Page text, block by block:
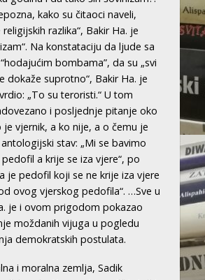
kako su čitaoci naveli,
razlika“, Bakir Ha. je
Na konstataciju da ljude sa
bombama”, da su „svi
dokaže suprotno“, Bakir Ha. je
„To su teroristi.“ U tom
i posljednje pitanje oko
vjernik, a ko nije, a o čemu je
stav: „Mi se bavimo
a krije se iza vjere“, po
je pedofil koji se ne krije iza vjere
ovog vjerskog pedofila“. …Sve u
je i ovom prigodom pokazao
moždanih vijuga u pogledu
demokratskih postulata.
i moralna zemlja, Sadik